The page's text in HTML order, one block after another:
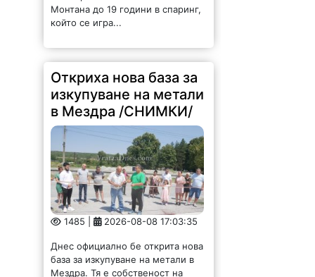
Монтана до 19 години в спаринг,
който се игра...
Откриха нова база за
изкупуване на метали
в Мездра /СНИМКИ/
1485 | 2026-08-08 17:03:35
Днес официално бе открита нова
база за изкупуване на метали в
Мездра. Тя е собственост на